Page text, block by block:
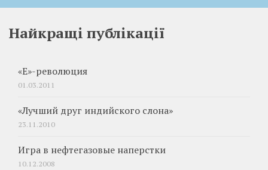
Найкращі публікації
«Е»-революция
01.03.2011
«Лучший друг индийского слона»
23.11.2010
Игра в нефтегазовые наперстки
10.12.2008